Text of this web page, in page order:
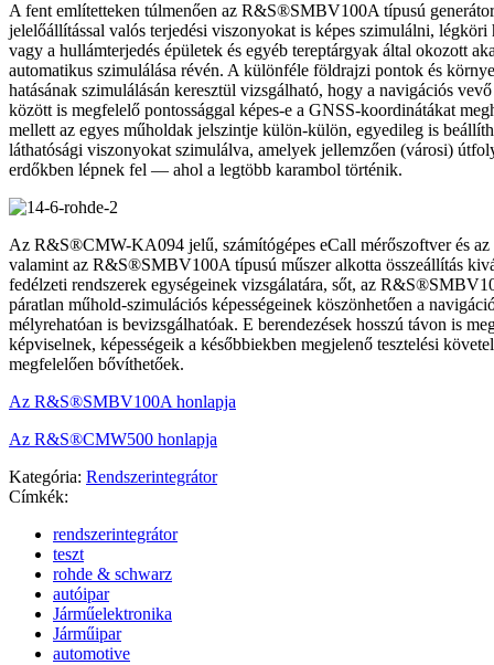
A fent említetteken túlmenően az R&S®SMBV100A típusú
jelelőállítással valós terjedési viszonyokat is képes szimulálni, légköri
vagy a hullámterjedés épületek és egyéb tereptárgyak által okozott
automatikus szimulálása révén. A különféle földrajzi pontok és
hatásának szimulálásán keresztül vizsgálható, hogy a navigációs
között is megfelelő pontossággal képes-e a GNSS-koordinátákat
mellett az egyes műholdak jelszintje külön-külön, egyedileg is
láthatósági viszonyokat szimulálva, amelyek jellemzően (városi)
erdőkben lépnek fel — ahol a legtöbb karambol történik.
Az R&S®CMW-KA094 jelű, számítógépes eCall mérőszoftver és
valamint az R&S®SMBV100A típusú műszer alkotta összeállítás
fedélzeti rendszerek egységeinek vizsgálatára, sőt, az
páratlan műhold-szimulációs képességeinek köszönhetően a
mélyrehatóan is bevizsgálhatóak. E berendezések hosszú távon is
képviselnek, képességeik a későbbiekben megjelenő tesztelési
megfelelően bővíthetőek.
Az R&S®SMBV100A honlapja
Az R&S®CMW500 honlapja
Kategória: Rendszerintegrátor
Címkék:
rendszerintegrátor
teszt
rohde & schwarz
autóipar
Járműelektronika
Járműipar
automotive